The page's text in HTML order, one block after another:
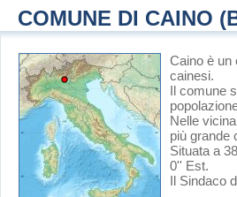
COMUNE DI CAINO
Caino è un
cainesi.
Il comune
Nelle
più grande
Situata a
0'' Est.
Il Sindaco